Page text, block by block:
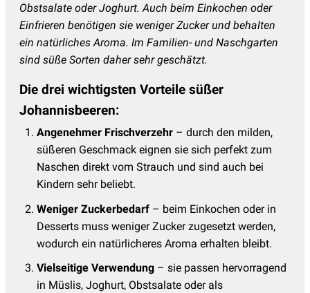
Obstsalate oder Joghurt. Auch beim Einkochen oder
Einfrieren benötigen sie weniger Zucker und behalten
ein natürliches Aroma. Im Familien- und Naschgarten
sind süße Sorten daher sehr geschätzt.
Die drei wichtigsten Vorteile süßer
Johannisbeeren:
Angenehmer Frischverzehr – durch den milden,
süßeren Geschmack eignen sie sich perfekt zum
Naschen direkt vom Strauch und sind auch bei
Kindern sehr beliebt.
Weniger Zuckerbedarf – beim Einkochen oder in
Desserts muss weniger Zucker zugesetzt werden,
wodurch ein natürlicheres Aroma erhalten bleibt.
Vielseitige Verwendung – sie passen hervorragend
in Müslis, Joghurt, Obstsalate oder als